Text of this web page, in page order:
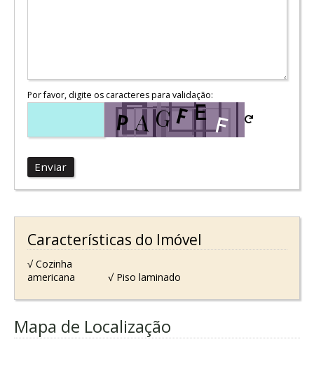
Por favor, digite os caracteres para validação:
Enviar
Características do Imóvel
√ Cozinha
americana
√ Piso laminado
Mapa de Localização